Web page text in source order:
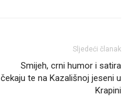
Sljedeći članak
Smijeh, crni humor i satira
čekaju te na Kazališnoj jeseni u
Krapini